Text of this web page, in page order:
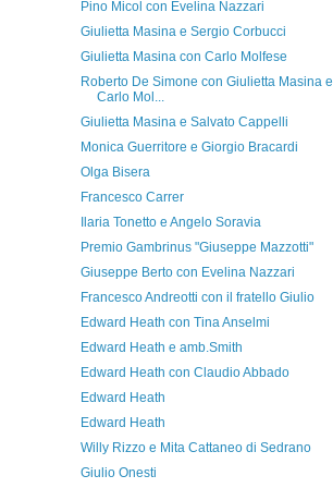
Pino Micol con Evelina Nazzari
Giulietta Masina e Sergio Corbucci
Giulietta Masina con Carlo Molfese
Roberto De Simone con Giulietta Masina e
Carlo Mol...
Giulietta Masina e Salvato Cappelli
Monica Guerritore e Giorgio Bracardi
Olga Bisera
Francesco Carrer
Ilaria Tonetto e Angelo Soravia
Premio Gambrinus "Giuseppe Mazzotti"
Giuseppe Berto con Evelina Nazzari
Francesco Andreotti con il fratello Giulio
Edward Heath con Tina Anselmi
Edward Heath e amb.Smith
Edward Heath con Claudio Abbado
Edward Heath
Edward Heath
Willy Rizzo e Mita Cattaneo di Sedrano
Giulio Onesti